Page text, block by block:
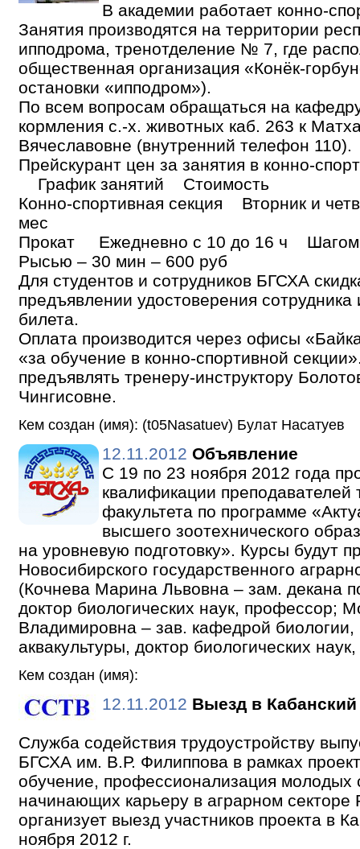
В академии работает конно-
Занятия производятся на территории
ипподрома, тренотделение № 7, где
общественная организация «Конёк-
остановки «ипподром»).
По всем вопросам обращаться на
кормления с.-х. животных каб. 263 к
Вячеславовне (внутренний телефон 110).
Прейскурант цен за занятия в конно-
График занятий Стоимость
Конно-спортивная секция Вторник и
мес
Прокат Ежедневно с 10 до 16 ч Шагом
Рысью – 30 мин – 600 руб
Для студентов и сотрудников БГСХА
предъявлении удостоверения сотрудника
билета.
Оплата производится через офисы
«за обучение в конно-спортивной
предъявлять тренеру-инструктору
Чингисовне.
Кем создан (имя): (t05Nasatuev) Булат Насатуев
12.11.2012 Объявление
С 19 по 23 ноября 2012 года
квалификации преподавателей
факультета по программе
высшего зоотехнического
на уровневую подготовку». Курсы будут
Новосибирского государственного
(Кочнева Марина Львовна – зам. декана
доктор биологических наук, профессор;
Владимировна – зав. кафедрой биологии,
аквакультуры, доктор биологических
Кем создан (имя):
12.11.2012 Выезд в
Служба содействия трудоустройству
БГСХА им. В.Р. Филиппова в рамках
обучение, профессионализация молодых
начинающих карьеру в аграрном секторе
организует выезд участников проекта в
ноября 2012 г.